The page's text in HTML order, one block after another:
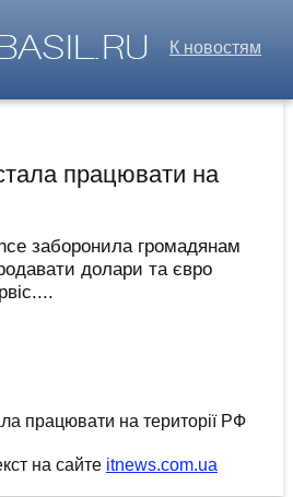
К новостям
працювати на
заборонила громадянам
долари та євро
на сайте itnews.com.ua